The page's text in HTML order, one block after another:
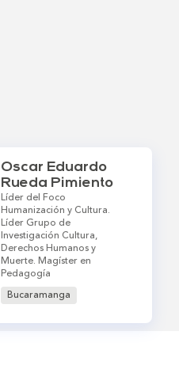
Oscar Eduardo
Rueda Pimiento
Líder del Foco
Humanización y Cultura.
Líder Grupo de
Investigación Cultura,
Derechos Humanos y
Muerte. Magíster en
Pedagogía
Bucaramanga